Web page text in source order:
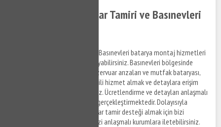
Basınevleri Rezervuar Tamiri ve Basınevleri
Basınevleri rezervuar tamiri ve Basınevleri batarya montaj hizmetleri
ile ilgili bilgi almak için bizi arayabilirsiniz. Basınevleri bölgesinde
yaşamış olduğunuz gömme rezervuar arızaları ve mutfak bataryası,
banyo bataryası arızaları ile ilgili hizmet almak ve detaylara erişim
sağlamak için bizi arayabilirsiniz. Ücretlendirme ve detayları anlaşmalı
olduğumuz firma personelleri gerçekleştirmektedir. Dolayısıyla
Basınevleri bölgesinde rezervuar tamir desteği almak için bizi
arayabilir ve destek taleplerinizi anlaşmalı kurumlara iletebilirsiniz.